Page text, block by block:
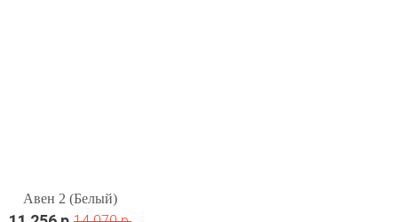
Авен 2 (Белый)